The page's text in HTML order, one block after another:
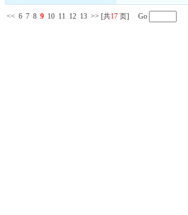
<< 6 7 8 9 10 11 12 13 >> [共17 页] Go